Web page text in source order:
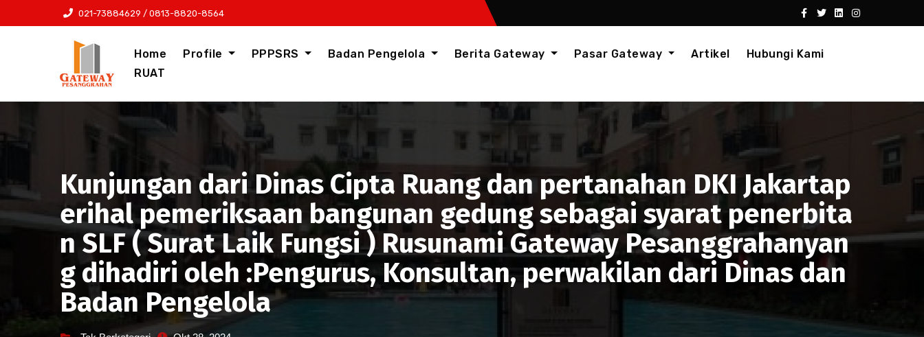
to
021-73884629 / 0813-8820-8564
Home Profile PPPSRS Badan Pengelola Berita Gateway Pasar Gateway Artikel
Hubungi Kami
RUAT
Kunjungan dari Dinas Cipta Ruang dan pertanahan DKI Jakartap
erihal pemeriksaan bangunan gedung sebagai syarat penerbita
n SLF ( Surat Laik Fungsi ) Rusunami Gateway Pesanggrahanyan
g dihadiri oleh :Pengurus, Konsultan, perwakilan dari Dinas dan
Badan Pengelola